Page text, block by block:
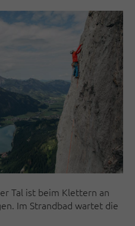
Tal ist beim Klettern an
Im Strandbad wartet die